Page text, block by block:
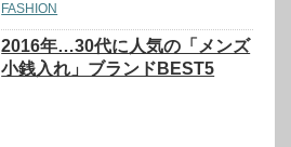
FASHION
2016年…30代に人気の「メンズ
小銭入れ」ブランドBEST5